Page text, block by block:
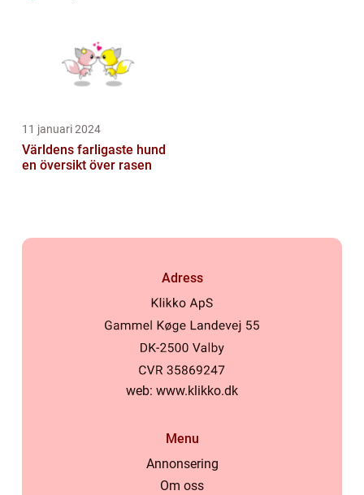
11 januari 2024
Världens farligaste hund
en översikt över rasen
Adress
web: www.klikko.dk
Menu
Annonsering
Om oss